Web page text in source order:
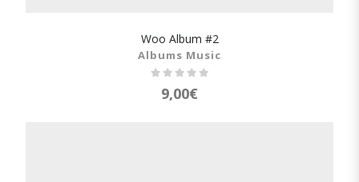
SHOW DETAILS
Woo Album #2
Albums Music
9,00€